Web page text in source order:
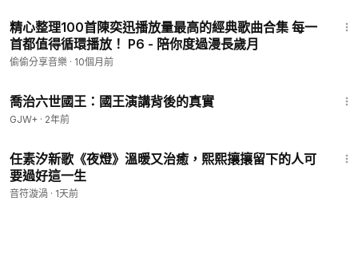
精心整理100首陳奕迅播放量最高的經典歌曲合集 每一
首都值得循環播放！ P6 - 陪你度過漫長歲月
偷偷分享音樂 · 10個月前
喬治六世國王：國王演講背後的真實
GJW+ · 2年前
任素汐新歌《夜燈》溫暖又治癒，熙熙攘攘留下的人可
要過好這一生
音符漩渦 · 1天前